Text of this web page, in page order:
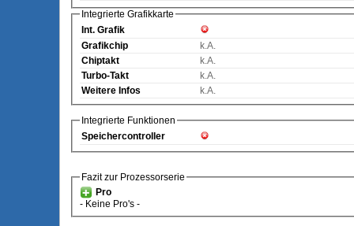
Integrierte Grafikkarte
Int. Grafik
Grafikchip
k.A.
Chiptakt
k.A.
Turbo-Takt
k.A.
Weitere Infos
k.A.
Integrierte Funktionen
Speichercontroller
Fazit zur Prozessorserie
Pro
- Keine Pro's -